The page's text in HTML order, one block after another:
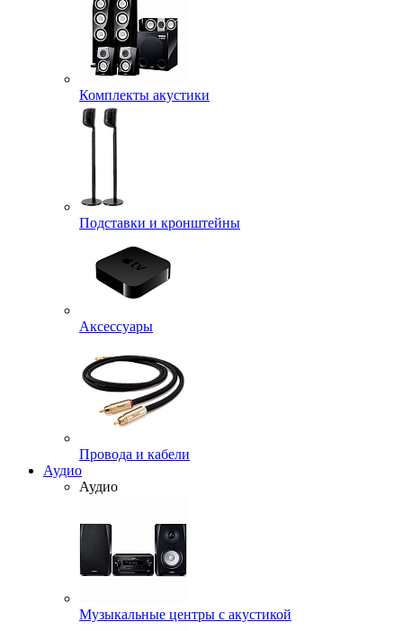
Комплекты акустики
Подставки и кронштейны
Аксессуары
Провода и кабели
Аудио
Аудио
Музыкальные центры с акустикой